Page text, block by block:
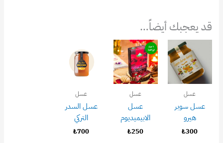
قد يعجبك أيضاً…
عسل
عسل سوبر
هيرو
₺300
عسل
عسل
الابيميديوم
₺250
عسل
عسل السدر
التركي
₺700